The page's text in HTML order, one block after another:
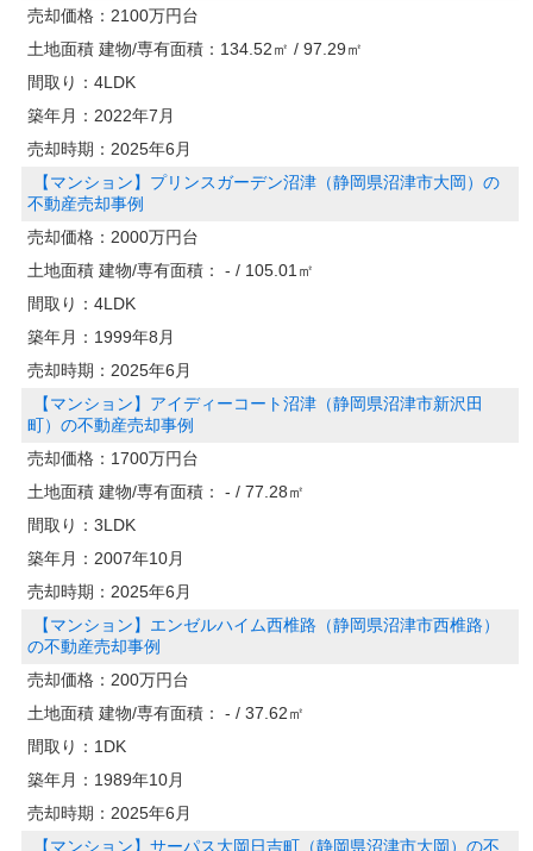
売却価格： 2100万円台
土地面積 建物/専有面積： 134.52㎡ / 97.29㎡
間取り： 4LDK
築年月： 2022年7月
売却時期： 2025年6月
【マンション】プリンスガーデン沼津（静岡県沼津市大岡）の
不動産売却事例
売却価格： 2000万円台
土地面積 建物/専有面積：
- / 105.01㎡
間取り： 4LDK
築年月： 1999年8月
売却時期： 2025年6月
【マンション】アイディーコート沼津（静岡県沼津市新沢田
町）の不動産売却事例
売却価格： 1700万円台
土地面積 建物/専有面積：
- / 77.28㎡
間取り： 3LDK
築年月： 2007年10月
売却時期： 2025年6月
【マンション】エンゼルハイム西椎路（静岡県沼津市西椎路）
の不動産売却事例
売却価格： 200万円台
土地面積 建物/専有面積：
- / 37.62㎡
間取り： 1DK
築年月： 1989年10月
売却時期： 2025年6月
【マンション】サーパス大岡日吉町（静岡県沼津市大岡）の不